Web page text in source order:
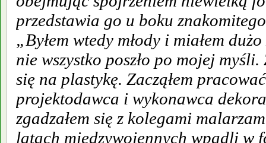
przedstawia go u boku
„Byłem wtedy młody i miałem
nie wszystko poszło po mojej myśli.
się na plastykę. Zacząłem
projektodawca i wykonawca
zgadzałem się z kolegami
latach międzywojennych wpadli w